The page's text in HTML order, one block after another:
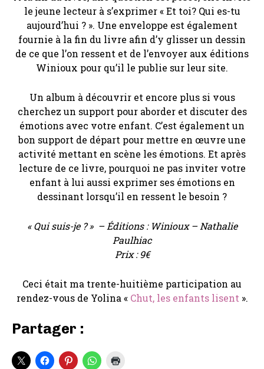
le jeune lecteur à s’exprimer « Et toi? Qui es-tu
aujourd’hui ? ». Une enveloppe est également
fournie à la fin du livre afin d’y glisser un dessin
de ce que l’on ressent et de l’envoyer aux éditions
Winioux pour qu’il le publie sur leur site.
Un album à découvrir et encore plus si vous
cherchez un support pour aborder et discuter des
émotions avec votre enfant. C’est également un
bon support de départ pour mettre en œuvre une
activité mettant en scène les émotions. Et après
lecture de ce livre, pourquoi ne pas inviter votre
enfant à lui aussi exprimer ses émotions en
dessinant lorsqu’il en ressent le besoin ?
« Qui suis-je ? » – Éditions : Winioux – Nathalie
Paulhiac
Prix : 9€
Ceci était ma trente-huitième participation au
rendez-vous de Yolina « Chut, les enfants lisent ».
Partager :